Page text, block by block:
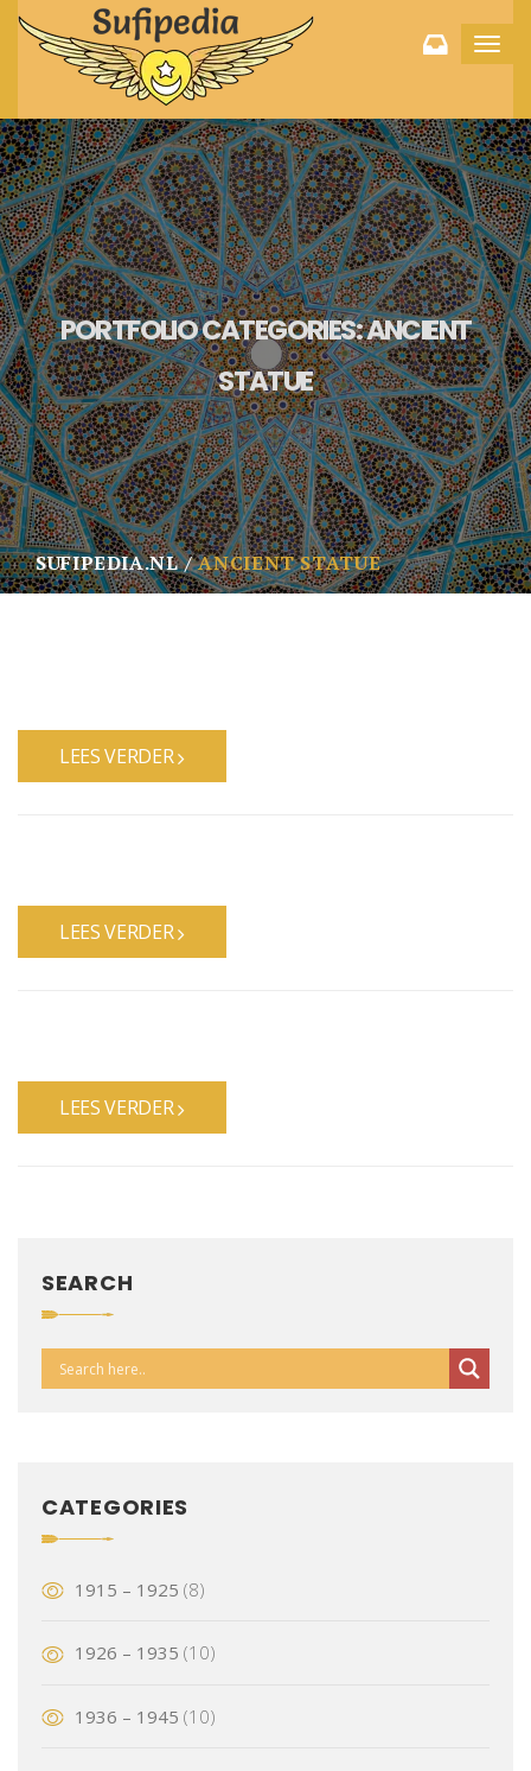
PORTFOLIO CATEGORIES:ANCIENT
STATUE
SUFIPEDIA.NL ANCIENT STATUE
LEES VERDER
LEES VERDER
LEES VERDER
SEARCH
CATEGORIES
1915 – 1925 (8)
1926 – 1935 (10)
1936 – 1945 (10)